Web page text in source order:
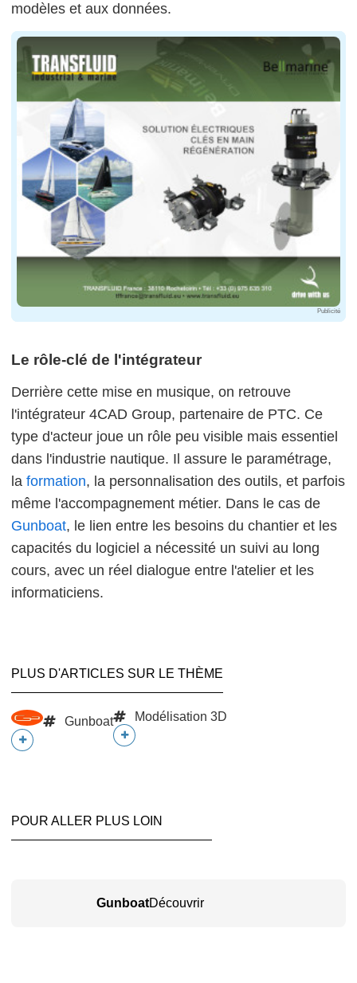
modèles et aux données.
Publicité
Le rôle-clé de l'intégrateur
Derrière cette mise en musique, on retrouve
l'intégrateur 4CAD Group, partenaire de PTC. Ce
type d'acteur joue un rôle peu visible mais essentiel
dans l'industrie nautique. Il assure le paramétrage,
la formation, la personnalisation des outils, et parfois
même l'accompagnement métier. Dans le cas de
Gunboat, le lien entre les besoins du chantier et les
capacités du logiciel a nécessité un suivi au long
cours, avec un réel dialogue entre l'atelier et les
informaticiens.
PLUS D'ARTICLES SUR LE THÈME
Gunboat Modélisation 3D
POUR ALLER PLUS LOIN
GunboatDécouvrir